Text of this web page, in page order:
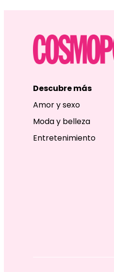
Descubre más
Amor y sexo
Moda y belleza
Entretenimiento